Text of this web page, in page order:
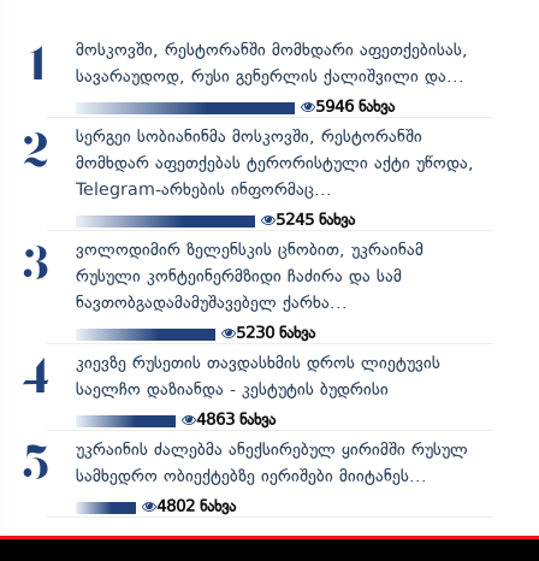
1
მოსკოვში, რესტორანში მომხდარი აფეთქებისას,
სავარაუდოდ, რუსი გენერლის ქალიშვილი და...
5946ნახვა
2
სერგეი სობიანინმა მოსკოვში, რესტორანში
მომხდარ აფეთქებას ტერორისტული აქტი უწოდა,
Telegram-არხების ინფორმაც...
5245ნახვა
3
ვოლოდიმირ ზელენსკის ცნობით, უკრაინამ
რუსული კონტეინერმზიდი ჩაძირა და სამ
ნავთობგადამამუშავებელ ქარხა...
5230ნახვა
4
კიევზე რუსეთის თავდასხმის დროს ლიეტუვის
საელჩო დაზიანდა - კესტუტის ბუდრისი
4863ნახვა
5
უკრაინის ძალებმა ანექსირებულ ყირიმში რუსულ
სამხედრო ობიექტებზე იერიშები მიიტანეს...
4802ნახვა